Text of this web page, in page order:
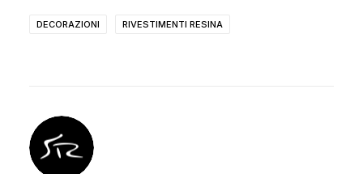
DECORAZIONI RIVESTIMENTI RESINA